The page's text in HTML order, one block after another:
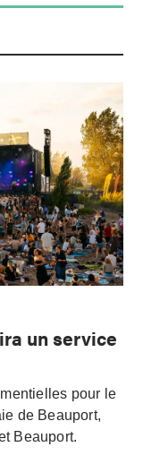
un service
pour le
de Beauport,
Beauport.